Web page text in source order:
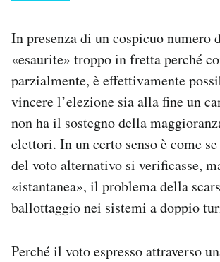
In presenza di un cospicuo numero
«esaurite» troppo in fretta perché
parzialmente, è effettivamente
vincere l’elezione sia alla fine un
non ha il sostegno della
elettori. In un certo senso è come
del voto alternativo si verificasse,
«istantanea», il problema della
ballottaggio nei sistemi a doppio
Perché il voto espresso attraverso